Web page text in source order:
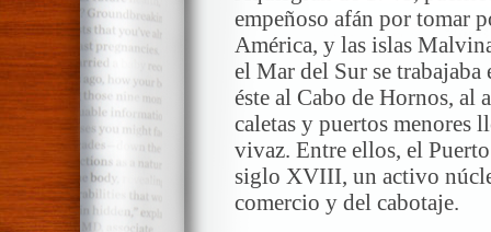
empeñoso afán por tomar
América, y las islas
el Mar del Sur se trabajaba
éste al Cabo de Hornos, al
caletas y puertos menores
vivaz. Entre ellos, el
siglo XVIII, un activo
comercio y del cabotaje.